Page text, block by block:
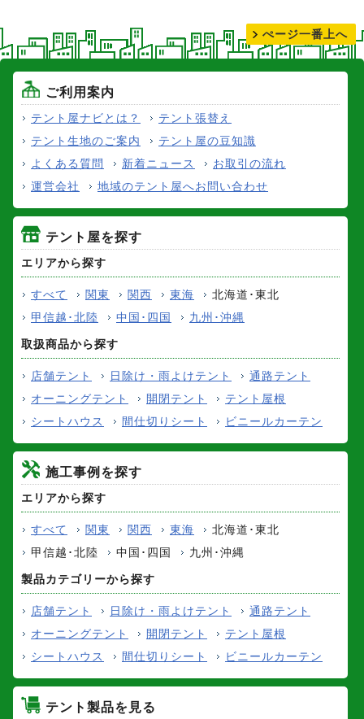
ぺージ一番上へ
ご利用案内
テント屋ナビとは？
テント張替え
テント生地のご案内
テント屋の豆知識
よくある質問
新着ニュース
お取引の流れ
運営会社
地域のテント屋へお問い合わせ
テント屋を探す
エリアから探す
すべて 関東 関西 東海
北海道･東北
甲信越･北陸
中国･四国 九州･沖縄
取扱商品から探す
店舗テント 日除け・雨よけテント
通路テント
オーニングテント
開閉テント
テント屋根
シートハウス
間仕切りシート ビニールカーテン
施工事例を探す
エリアから探す
すべて 関東 関西 東海
北海道･東北
甲信越･北陸
中国･四国 九州･沖縄
製品カテゴリーから探す
店舗テント 日除け・雨よけテント
通路テント
オーニングテント
開閉テント
テント屋根
シートハウス
間仕切りシート ビニールカーテン
テント製品を見る